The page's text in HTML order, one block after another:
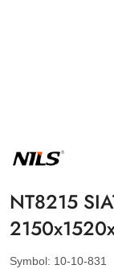
NAZWA
PRODUCENTA:
NT8215
Symbol: 10-10-831